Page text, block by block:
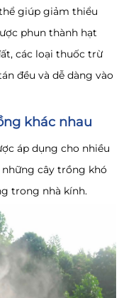
giúp giảm thiểu
phun thành hạt
các loại thuốc trừ
đều và dễ dàng vào
khác nhau
áp dụng cho nhiều
cây trồng khó
trong nhà kính.